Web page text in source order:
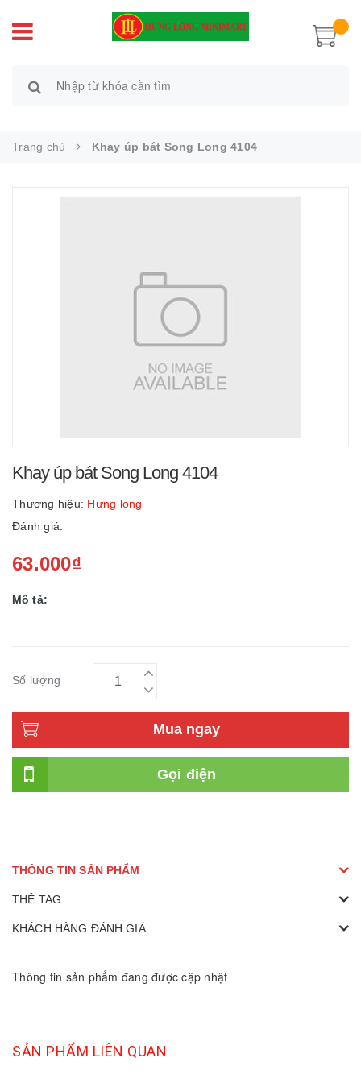
Trang chủ Khay úp bát Song Long 4104
Khay úp bát Song Long 4104
Thương hiệu: Hưng long
Đánh giá:
63.000₫
Mô tả:
Số lượng
Mua ngay
Gọi điện
THÔNG TIN SẢN PHẨM
THẺ TAG
KHÁCH HÀNG ĐÁNH GIÁ
Thông tin sản phẩm đang được cập nhật
SẢN PHẨM LIÊN QUAN